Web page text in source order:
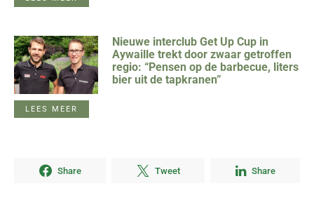
Nieuwe interclub Get Up Cup in
Aywaille trekt door zwaar getroffen
regio: “Pensen op de barbecue, liters
bier uit de tapkranen”
LEES MEER
Share Tweet Share